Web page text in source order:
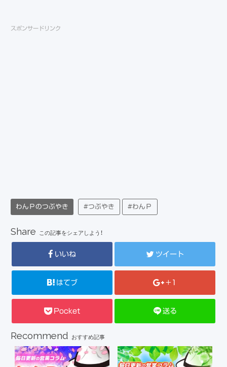
スポンサードリンク
わんＰのつぶやき #つぶやき #わんＰ
Share この記事をシェアしよう！
いいね ツイート
はてブ +1
Pocket 送る
Recommend おすすめ記事